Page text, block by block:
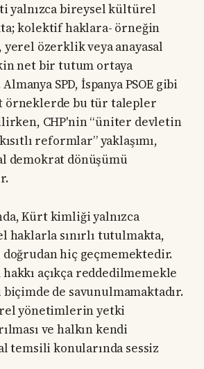
yalnızca bireysel kültürel
kolektif haklara- örneğin
özerklik veya anayasal
net bir tutum ortaya
SPD, İspanya PSOE gibi
örneklerde bu tür talepler
CHP'nin “üniter devletin
reformlar” yaklaşımı,
demokrat dönüşümü
Kürt kimliği yalnızca
haklarla sınırlı tutulmakta,
doğrudan hiç geçmemektedir.
açıkça reddedilmemekle
de savunulmamaktadır.
yönetimlerin yetki
ve halkın kendi
temsili konularında sessiz